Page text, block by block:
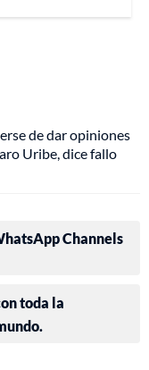
de dar opiniones
Uribe, dice fallo
Channels
toda la